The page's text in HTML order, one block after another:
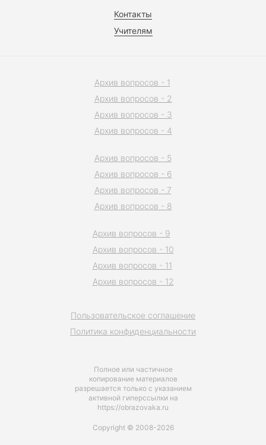
Контакты
Учителям
Полное или частичное
копирование материалов
разрешается только с указанием
активной гиперссылки на
https://obrazovaka.ru
Пользовательское соглашение
Политика конфиденциальности
Архив вопросов - 1
Архив вопросов - 2
Архив вопросов - 3
Архив вопросов - 4
Архив вопросов - 5
Архив вопросов - 6
Архив вопросов - 7
Архив вопросов - 8
Архив вопросов - 9
Архив вопросов - 10
Архив вопросов - 11
Архив вопросов - 12
Copyright © 2008-2026